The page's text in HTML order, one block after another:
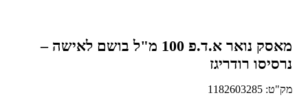
מאסק נואר א.ד.פ 100 מ"ל בושם לאישה –
נרסיסו רודריגז
מק"ט: 1182603285